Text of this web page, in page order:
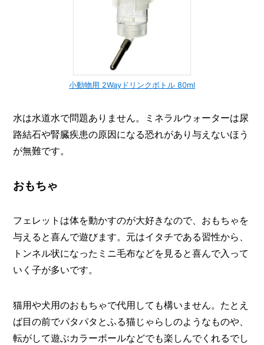
小動物用 2Wayドリンクボトル 80ml
水は水道水で問題ありません。ミネラルウォーターは尿
路結石や腎臓疾患の原因になる恐れがあり与えないほう
が無難です。
おもちゃ
フェレットは体を動かすのが大好きなので、おもちゃを
与えると喜んで遊びます。元はイタチである習性から、
トンネル状になったミニ毛布などを見ると喜んで入って
いく子が多いです。
猫用や犬用のおもちゃで代用しても構いません。たとえ
ば目の前でパタパタとふる猫じゃらしのようなものや、
転がして遊ぶカラーボールなどでも楽しんでくれるでし